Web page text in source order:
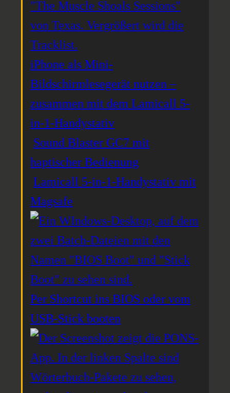
iPhone als Mini-
Bildschirmlesegerät nutzen –
zusammen mit dem Lamicall 5-
in-1-Handystativ
Sound Blaster GC7 mit
haptischer Bedienung
Lamicall 5-in-1-Handystativ mit
Magsafe
Per Shortcut ins BIOS oder vom
USB-Stick booten